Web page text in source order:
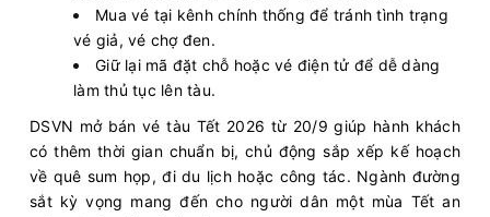
Mua vé tại kênh chính thống để tránh tình trạng
vé giả, vé chợ đen.
Giữ lại mã đặt chỗ hoặc vé điện tử để dễ dàng
làm thủ tục lên tàu.
DSVN mở bán vé tàu Tết 2026 từ 20/9 giúp hành khách
có thêm thời gian chuẩn bị, chủ động sắp xếp kế hoạch
về quê sum họp, đi du lịch hoặc công tác. Ngành đường
sắt kỳ vọng mang đến cho người dân một mùa Tết an